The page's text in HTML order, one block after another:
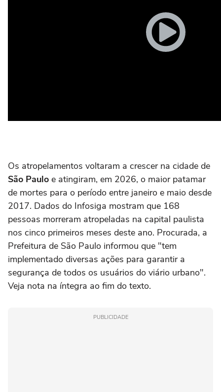
Os atropelamentos voltaram a crescer na cidade de
São Paulo e atingiram, em 2026, o maior patamar
de mortes para o período entre janeiro e maio desde
2017. Dados do Infosiga mostram que 168
pessoas morreram atropeladas na capital paulista
nos cinco primeiros meses deste ano. Procurada, a
Prefeitura de São Paulo informou que "tem
implementado diversas ações para garantir a
segurança de todos os usuários do viário urbano".
Veja nota na íntegra ao fim do texto.
PUBLICIDADE